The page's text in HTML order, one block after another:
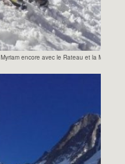
Myriam encore avec le Rateau et la Meije en